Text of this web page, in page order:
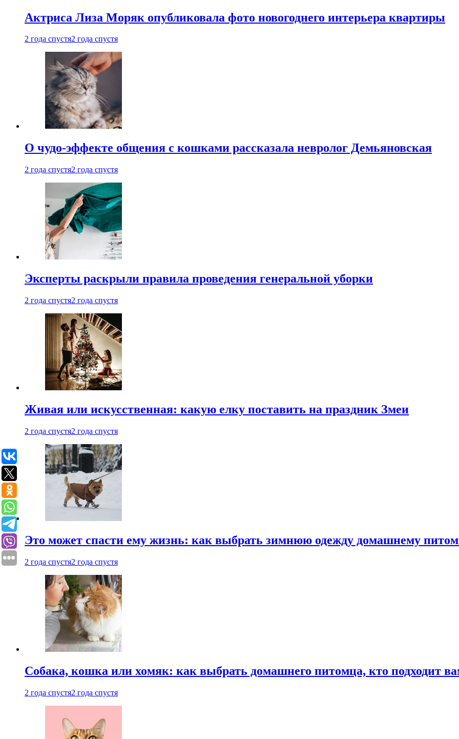
Актриса Лиза Моряк опубликовала фото новогоднего интерьера квартиры
2 года спустя2 года спустя
О чудо-эффекте общения с кошками рассказала невролог Демьяновская
2 года спустя2 года спустя
Эксперты раскрыли правила проведения генеральной уборки
2 года спустя2 года спустя
Живая или искусственная: какую елку поставить на праздник Змеи
2 года спустя2 года спустя
Это может спасти ему жизнь: как выбрать зимнюю одежду домашнему
2 года спустя2 года спустя
Собака, кошка или хомяк: как выбрать домашнего питомца, кто подходит
2 года спустя2 года спустя